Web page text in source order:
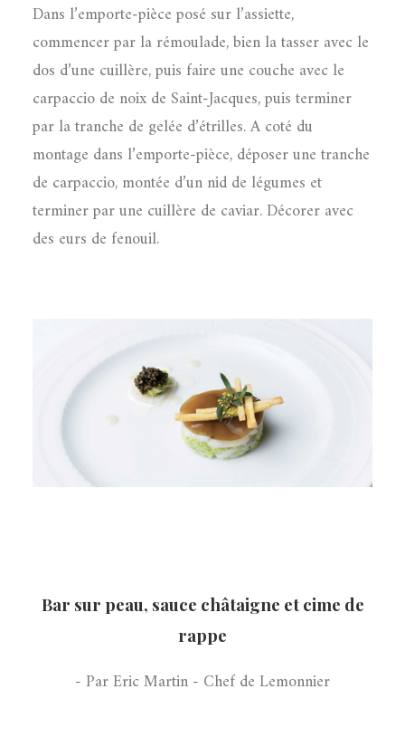
Dans l’emporte-pièce posé sur l’assiette,
commencer par la rémoulade, bien la tasser avec le
dos d’une cuillère, puis faire une couche avec le
carpaccio de noix de Saint-Jacques, puis terminer
par la tranche de gelée d’étrilles. A coté du
montage dans l’emporte-pièce, déposer une tranche
de carpaccio, montée d’un nid de légumes et
terminer par une cuillère de caviar. Décorer avec
des eurs de fenouil.
Bar sur peau, sauce châtaigne et cime de
rappe
- Par Eric Martin - Chef de Lemonnier